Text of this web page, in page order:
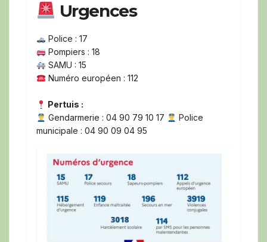
Urgences
Police : 17
Pompiers : 18
SAMU : 15
Numéro européen : 112
Pertuis :
Gendarmerie : 04 90 79 10 17
Police
municipale : 04 90 09 04 95